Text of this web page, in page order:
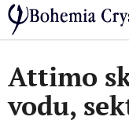
Přejít
na
obsah
Domů
/ Oblíbené kolekce
Attimo
vodu,